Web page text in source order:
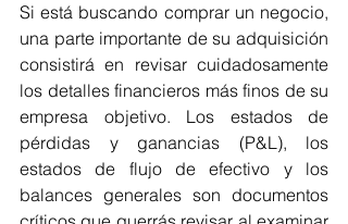
Si está buscando comprar un negocio,
una parte importante de su adquisición
consistirá en revisar cuidadosamente
los detalles financieros más finos de su
empresa objetivo. Los estados de
pérdidas y ganancias (P&L), los
estados de flujo de efectivo y los
balances generales son documentos